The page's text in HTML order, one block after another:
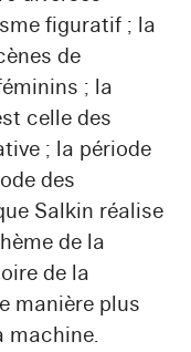
figuratif ; la
de
; la
celle des
; la période
des
Salkin réalise
de la
de la
manière plus
machine.